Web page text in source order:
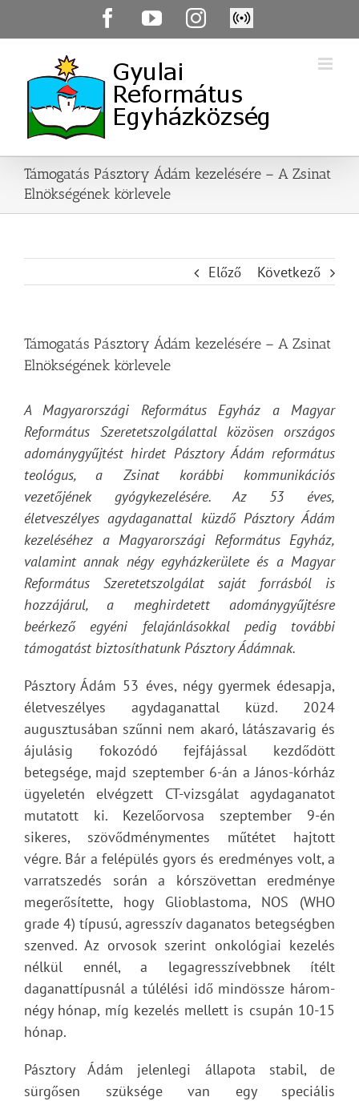
FacebookYouTubeInstagram
Élő
közvetítés
Támogatás Pásztory Ádám kezelésére – A Zsinat
Elnökségének körlevele
Előző Következő
Támogatás Pásztory Ádám kezelésére – A Zsinat
Elnökségének körlevele
A Magyarországi Református Egyház a Magyar
Református Szeretetszolgálattal közösen országos
adománygyűjtést hirdet Pásztory Ádám református
teológus, a Zsinat korábbi kommunikációs
vezetőjének gyógykezelésére. Az 53 éves,
életveszélyes agydaganattal küzdő Pásztory Ádám
kezeléséhez a Magyarországi Református Egyház,
valamint annak négy egyházkerülete és a Magyar
Református Szeretetszolgálat saját forrásból is
hozzájárul, a meghirdetett adománygyűjtésre
beérkező egyéni felajánlásokkal pedig további
támogatást biztosíthatunk Pásztory Ádámnak.
Pásztory Ádám 53 éves, négy gyermek édesapja,
életveszélyes agydaganattal küzd. 2024
augusztusában szűnni nem akaró, látászavarig és
ájulásig fokozódó fejfájással kezdődött
betegsége, majd szeptember 6-án a János-kórház
ügyeletén elvégzett CT-vizsgálat agydaganatot
mutatott ki. Kezelőorvosa szeptember 9-én
sikeres, szövődménymentes műtétet hajtott
végre. Bár a felépülés gyors és eredményes volt, a
varratszedés során a kórszövettan eredménye
megerősítette, hogy Glioblastoma, NOS (WHO
grade 4) típusú, agresszív daganatos betegségben
szenved. Az orvosok szerint onkológiai kezelés
nélkül ennél, a legagresszívebbnek ítélt
daganattípusnál a túlélési idő mindössze három-
négy hónap, míg kezelés mellett is csupán 10-15
hónap.
Pásztory Ádám jelenlegi állapota stabil, de
sürgősen szüksége van egy speciális